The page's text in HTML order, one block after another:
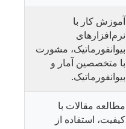
آموزش کار با
نرم‌افزارهای
بیوانفورماتیک، مشورت
با متخصصین آمار و
بیوانفورماتیک.
مطالعه مقالات با
کیفیت، استفاده از